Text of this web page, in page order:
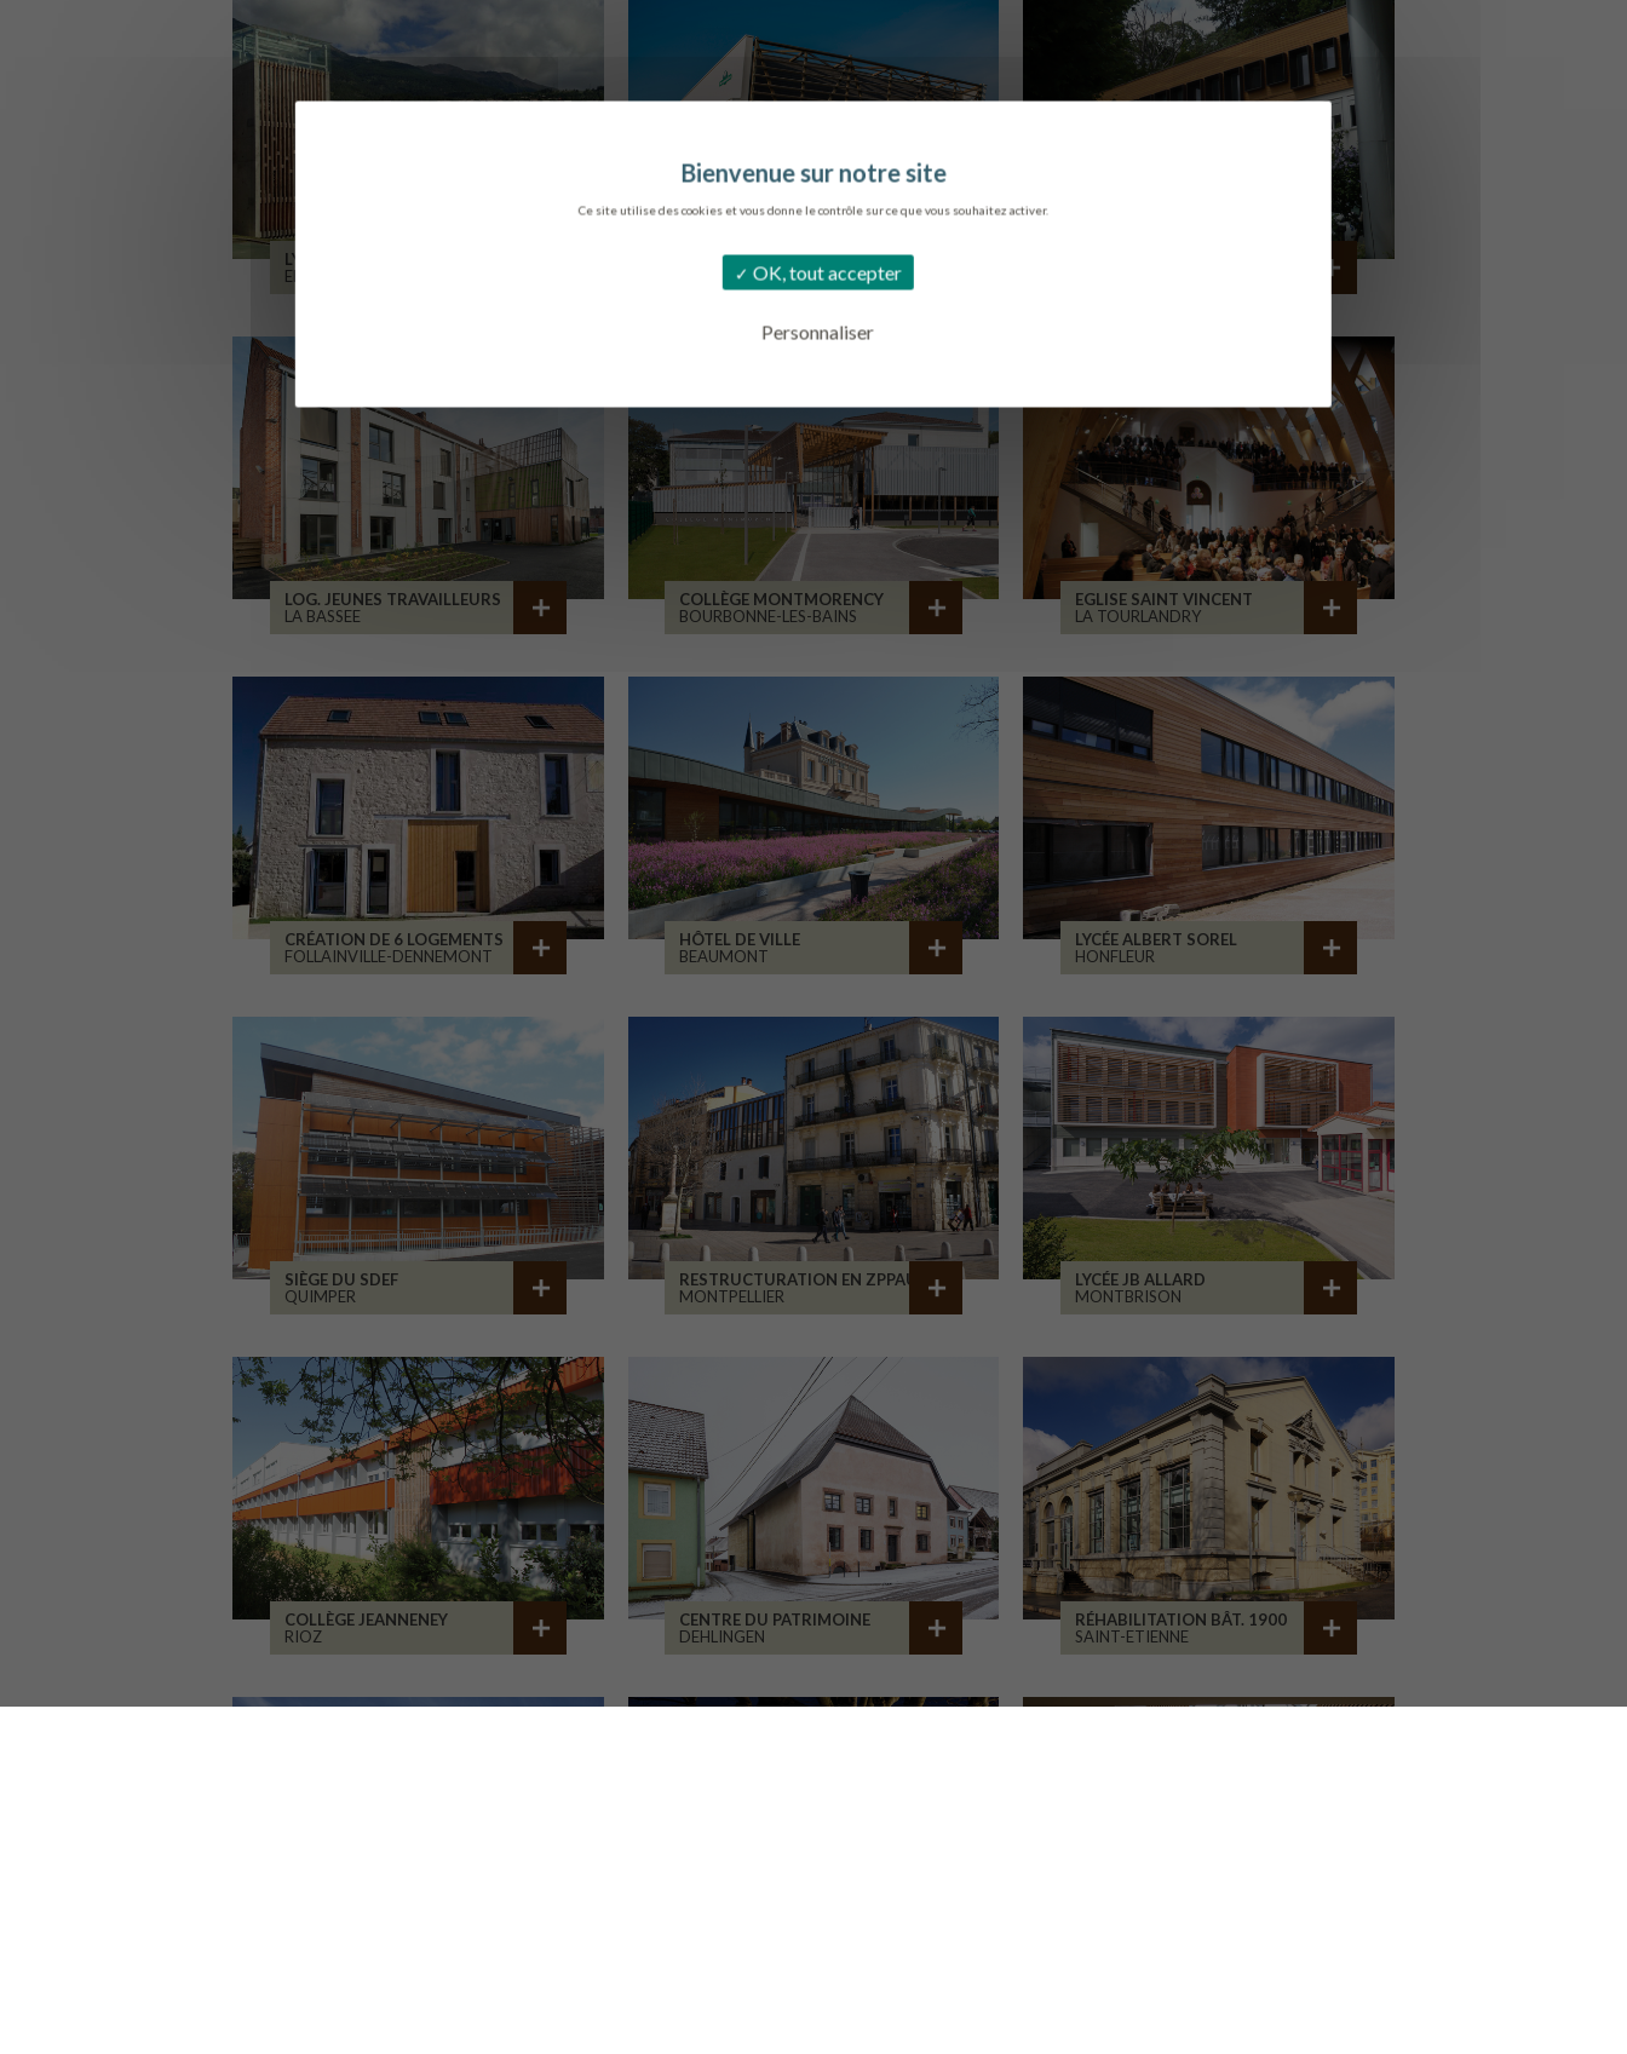
Ce site utilise des cookies et vous donne le contrôle sur ce que vous souhaitez activer.
OK, tout accepter
Personnaliser
LYCÉE ALPES ET DURANCE
EMBRUN
SIÈGE DE L’ONF
LOG. JEUNES TRAVAILLEURS
LA BASSEE
COLLÈGE MONTMORENCY
BOURBONNE-LES-BAINS
EGLISE SAINT VINCENT
LA TOURLANDRY
CRÉATION DE 6 LOGEMENTS
FOLLAINVILLE-DENNEMONT
HÔTEL DE VILLE
BEAUMONT
LYCÉE ALBERT SOREL
HONFLEUR
SIÈGE DU SDEF
QUIMPER
RESTRUCTURATION EN ZPPAUP
MONTPELLIER
LYCÉE JB ALLARD
MONTBRISON
COLLÈGE JEANNENEY
RIOZ
CENTRE DU PATRIMOINE
DEHLINGEN
RÉHABILITATION BÂT. 1900
SAINT-ETIENNE